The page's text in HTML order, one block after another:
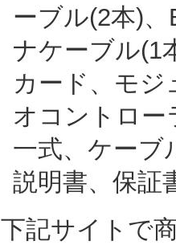
ーブル(2本)
ナケーブル(1
カード、モジ
オコントロー
一式、ケーブ
説明書、保証
下記サイトで